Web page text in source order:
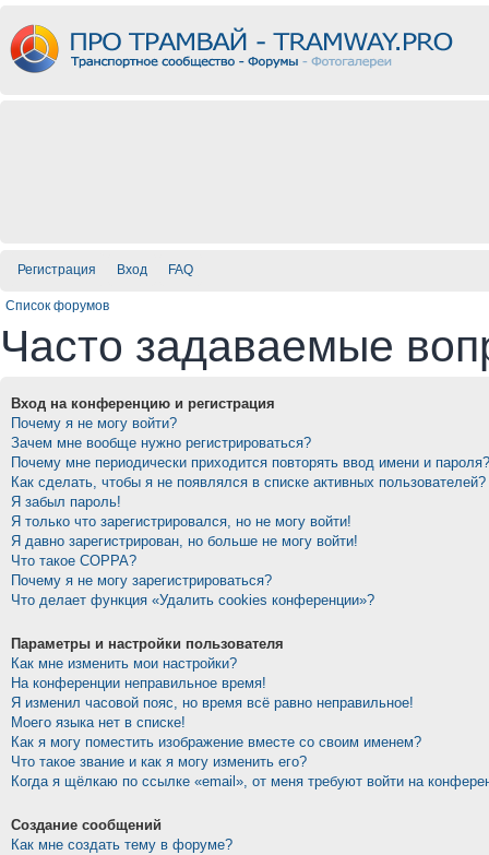
Регистрация Вход FAQ
Список форумов
Часто задаваемые
Вход на конференцию и регистрация
Почему я не могу войти?
Зачем мне вообще нужно регистрироваться?
Почему мне периодически приходится повторять ввод имени и пароля?
Как сделать, чтобы я не появлялся в списке активных пользователей?
Я забыл пароль!
Я только что зарегистрировался, но не могу войти!
Я давно зарегистрирован, но больше не могу войти!
Что такое COPPA?
Почему я не могу зарегистрироваться?
Что делает функция «Удалить cookies конференции»?
Параметры и настройки пользователя
Как мне изменить мои настройки?
На конференции неправильное время!
Я изменил часовой пояс, но время всё равно неправильное!
Моего языка нет в списке!
Как я могу поместить изображение вместе со своим именем?
Что такое звание и как я могу изменить его?
Когда я щёлкаю по ссылке «email», от меня требуют войти на
Создание сообщений
Как мне создать тему в форуме?